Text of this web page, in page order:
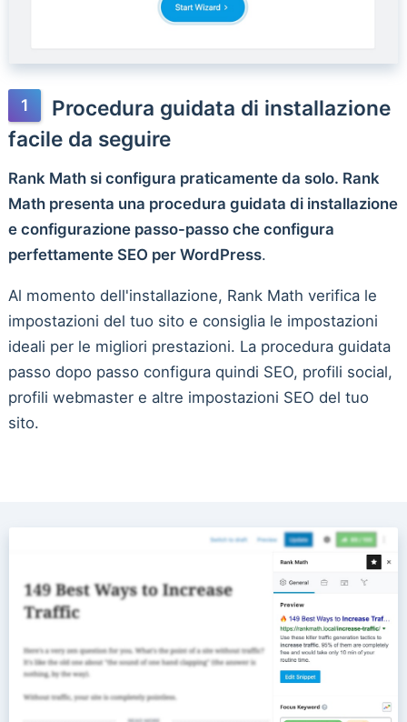
Procedura guidata di installazione
facile da seguire
Rank Math si configura praticamente da solo. Rank
Math presenta una procedura guidata di installazione
e configurazione passo-passo che configura
perfettamente SEO per WordPress.
Al momento dell'installazione, Rank Math verifica le
impostazioni del tuo sito e consiglia le impostazioni
ideali per le migliori prestazioni. La procedura guidata
passo dopo passo configura quindi SEO, profili social,
profili webmaster e altre impostazioni SEO del tuo
sito.